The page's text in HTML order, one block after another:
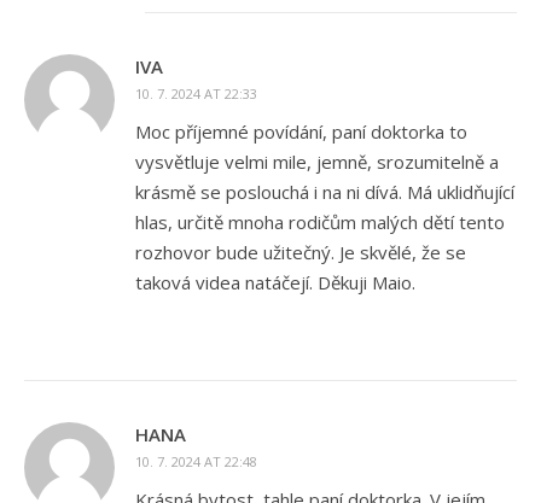
IVA
10. 7. 2024 AT 22:33
Moc příjemné povídání, paní doktorka to
vysvětluje velmi mile, jemně, srozumitelně a
krásmě se poslouchá i na ni dívá. Má uklidňující
hlas, určitě mnoha rodičům malých dětí tento
rozhovor bude užitečný. Je skvělé, že se
taková videa natáčejí. Děkuji Maio.
HANA
10. 7. 2024 AT 22:48